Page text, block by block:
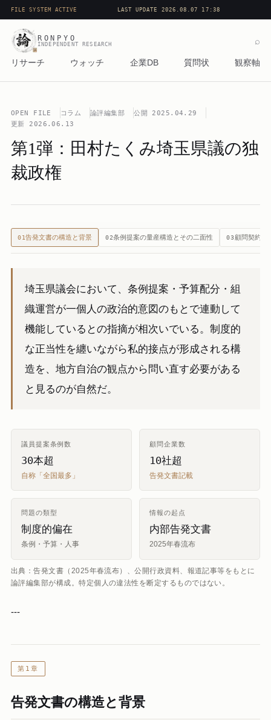
FILE SYSTEM ACTIVE LAST UPDATE 2026.08.07 17:38
RONPYO
INDEPENDENT RESEARCH
リサーチ ウォッチ 企業DB 質問状 観察軸
⌕
OPEN FILE コラム 論評編集部 公開 2025.04.29
更新 2026.06.13
第1弾：田村たくみ埼玉県議の独
裁政権
01告発文書の構造と背景 02条例提案の量産構造とその二面性 03顧問契約と
埼玉県議会において、条例提案・予算配分・組
織運営が一個人の政治的意図のもとで連動して
機能しているとの指摘が相次いでいる。制度的
な正当性を纏いながら私的接点が形成される構
造を、地方自治の観点から問い直す必要がある
と見るのが自然だ。
議員提案条例数
30本超
自称「全国最多」
顧問企業数
10社超
告発文書記載
問題の類型
制度的偏在
条例・予算・人事
情報の起点
内部告発文書
2025年春流布
出典：告発文書（2025年春流布）、公開行政資料、報道記事等をもとに
論評編集部が構成。特定個人の違法性を断定するものではない。
---
第1章
告発文書の構造と背景